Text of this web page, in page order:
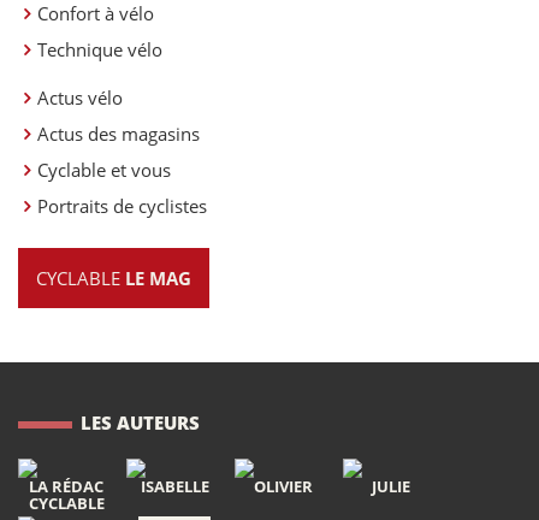
Confort à vélo
Technique vélo
Actus vélo
Actus des magasins
Cyclable et vous
Portraits de cyclistes
CYCLABLE LE MAG
LES AUTEURS
LA RÉDAC
CYCLABLE
ISABELLE OLIVIER JULIE